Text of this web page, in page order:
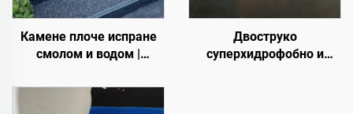
Камене плоче испране
смолом и водом |
кристални камен,
камени тепих за
Двоструко
суперхидрофобно и